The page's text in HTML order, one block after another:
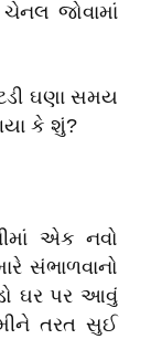
જોવામાં
ઘણા સમય
કે શું?
એક નવો
સંભાળવાનો
ઘર પર આવું
તરત સુઈ